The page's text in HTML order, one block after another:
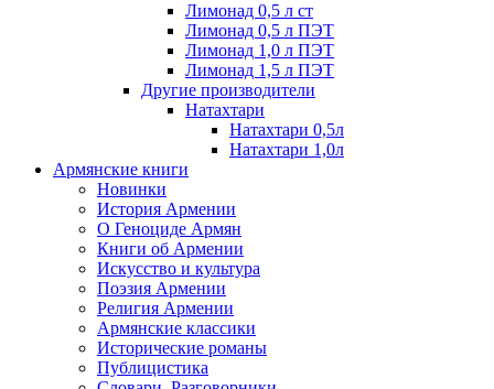
Лимонад 0,5 л ст
Лимонад 0,5 л ПЭТ
Лимонад 1,0 л ПЭТ
Лимонад 1,5 л ПЭТ
Другие производители
Натахтари
Натахтари 0,5л
Натахтари 1,0л
Армянские книги
Новинки
История Армении
О Геноциде Армян
Книги об Армении
Иcкусство и культура
Поэзия Армении
Религия Армении
Армянские классики
Исторические романы
Публицистика